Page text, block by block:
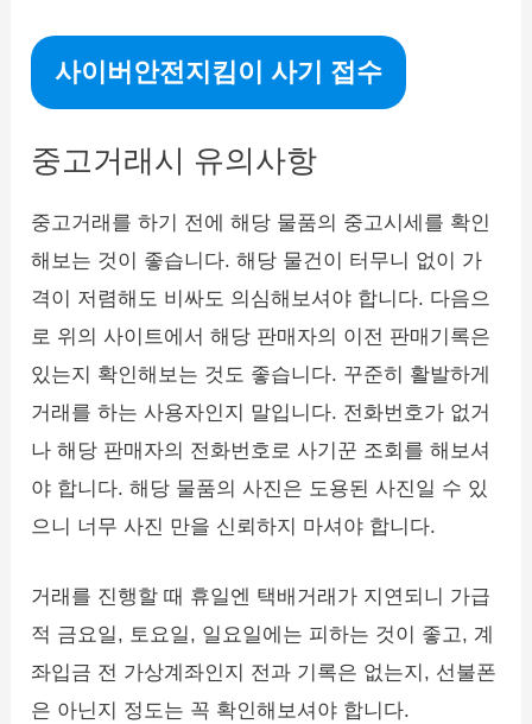
사이버안전지킴이 사기 접수
중고거래시 유의사항
중고거래를 하기 전에 해당 물품의 중고시세를 확인
해보는 것이 좋습니다. 해당 물건이 터무니 없이 가
격이 저렴해도 비싸도 의심해보셔야 합니다. 다음으
로 위의 사이트에서 해당 판매자의 이전 판매기록은
있는지 확인해보는 것도 좋습니다. 꾸준히 활발하게
거래를 하는 사용자인지 말입니다. 전화번호가 없거
나 해당 판매자의 전화번호로 사기꾼 조회를 해보셔
야 합니다. 해당 물품의 사진은 도용된 사진일 수 있
으니 너무 사진 만을 신뢰하지 마셔야 합니다.
거래를 진행할 때 휴일엔 택배거래가 지연되니 가급
적 금요일, 토요일, 일요일에는 피하는 것이 좋고, 계
좌입금 전 가상계좌인지 전과 기록은 없는지, 선불폰
은 아닌지 정도는 꼭 확인해보셔야 합니다.